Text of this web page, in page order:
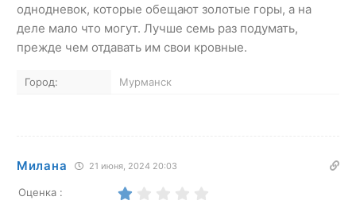
однодневок, которые обещают золотые горы, а на
деле мало что могут. Лучше семь раз подумать,
прежде чем отдавать им свои кровные.
Город: Мурманск
Милана 21 июня, 2024 20:03
Оценка :